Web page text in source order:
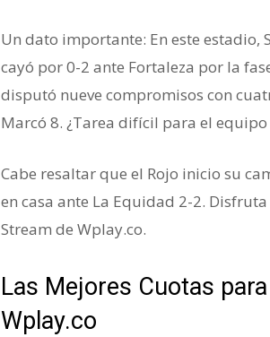
Un dato importante: En este estadio,
cayó por 0-2 ante Fortaleza por la
disputó nueve compromisos con
Marcó 8. ¿Tarea difícil para el equipo
Cabe resaltar que el Rojo inicio su
en casa ante La Equidad 2-2.
Stream de Wplay.co.
Las Mejores Cuotas
Wplay.co